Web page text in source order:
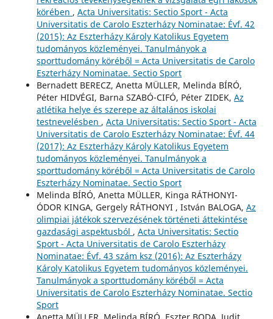
körében , Acta Universitatis: Sectio Sport - Acta
Universitatis de Carolo Eszterházy Nominatae: Évf. 42
(2015): Az Eszterházy Károly Katolikus Egyetem
tudományos közleményei. Tanulmányok a
sporttudomány köréből = Acta Universitatis de Carolo
Eszterházy Nominatae. Sectio Sport
Bernadett BERECZ, Anetta MÜLLER, Melinda BÍRÓ,
Péter HIDVÉGI, Barna SZABÓ-CIFÓ, Péter ZIDEK, Az
atlétika helye és szerepe az általános iskolai
testnevelésben , Acta Universitatis: Sectio Sport - Acta
Universitatis de Carolo Eszterházy Nominatae: Évf. 44
(2017): Az Eszterházy Károly Katolikus Egyetem
tudományos közleményei. Tanulmányok a
sporttudomány köréből = Acta Universitatis de Carolo
Eszterházy Nominatae. Sectio Sport
Melinda BÍRÓ, Anetta MÜLLER, Kinga RÁTHONYI-
ÓDOR KINGA, Gergely RÁTHONYI , István BALOGA, Az
olimpiai játékok szervezésének történeti áttekintése
gazdasági aspektusból , Acta Universitatis: Sectio
Sport - Acta Universitatis de Carolo Eszterházy
Nominatae: Évf. 43 szám ksz (2016): Az Eszterházy
Károly Katolikus Egyetem tudományos közleményei.
Tanulmányok a sporttudomány köréből = Acta
Universitatis de Carolo Eszterházy Nominatae. Sectio
Sport